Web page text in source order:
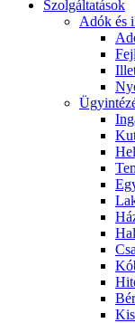
Szolgáltatások
Adók és